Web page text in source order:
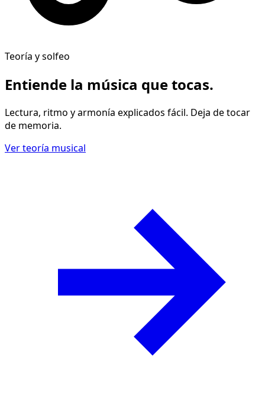
Teoría y solfeo
Entiende la música que tocas.
Lectura, ritmo y armonía explicados fácil. Deja de tocar
de memoria.
Ver teoría musical